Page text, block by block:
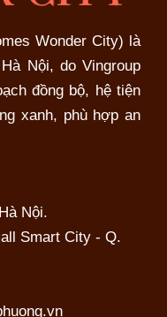
Wonder City) là
Nội, do Vingroup
đồng bộ, hệ tiện
xanh, phù hợp an
Nội.
Smart City - Q.